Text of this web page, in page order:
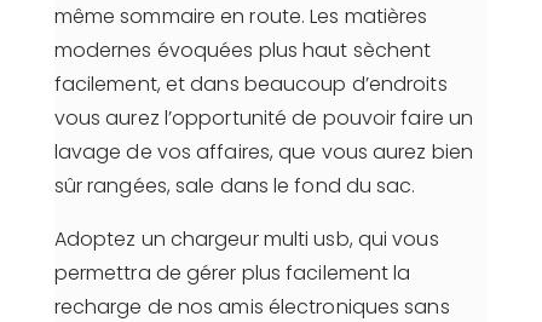
même sommaire en route. Les matières
modernes évoquées plus haut sèchent
facilement, et dans beaucoup d’endroits
vous aurez l’opportunité de pouvoir faire un
lavage de vos affaires, que vous aurez bien
sûr rangées, sale dans le fond du sac.
Adoptez un chargeur multi usb, qui vous
permettra de gérer plus facilement la
recharge de nos amis électroniques sans